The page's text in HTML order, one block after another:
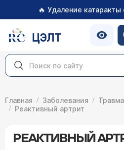
🔥 Удаление катаракты
ЦЭЛТ
Главная Заболевания
Реактивный артрит
РЕАКТИВНЫЙ